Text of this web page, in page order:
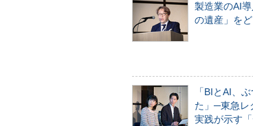
製造業のAI
の遺産」を
「BIとAI、
た」─東急レ
実践が示す